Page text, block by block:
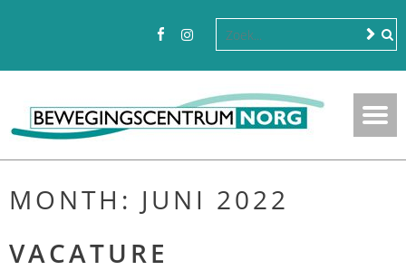
MONTH: JUNI 2022
VACATURE